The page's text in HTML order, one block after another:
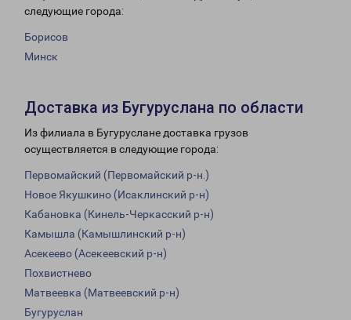
следующие города:
Борисов
Минск
Доставка из Бугуруслана по области
Из филиала в Бугуруслане доставка грузов
осуществляется в следующие города:
Первомайский (Первомайский р-н.)
Новое Якушкино (Исаклинский р-н)
Кабановка (Кинель-Черкасский р-н)
Камышла (Камышлинский р-н)
Асекеево (Асекеевский р-н)
Похвистнево
Матвеевка (Матвеевский р-н)
Бугуруслан